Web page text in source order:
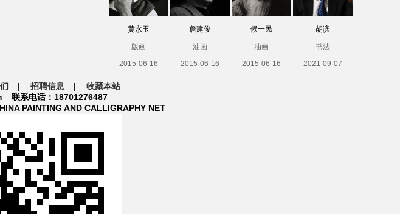
黄永玉
版画
2015-06-16
詹建俊
油画
2015-06-16
候一民
油画
2015-06-16
胡滨
书法
2021-09-07
| 招聘信息 | 收藏本站
联系电话：18701276487
PAINTING AND CALLIGRAPHY NET